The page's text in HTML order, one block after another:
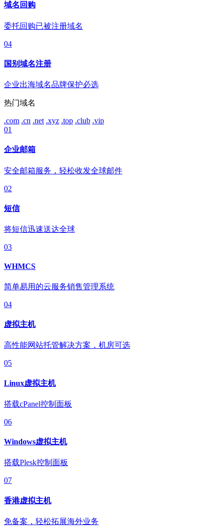
域名回购
委托回购已被注册域名
04
国别域名注册
企业出海域名品牌保护必选
热门域名
.com .cn .net .xyz .top .club .vip
01
企业邮箱
安全邮箱服务，轻松收发全球邮件
02
短信
将短信迅速送达全球
03
WHMCS
简单易用的云服务销售管理系统
04
虚拟主机
高性能网站托管解决方案，机房可选
05
Linux虚拟主机
搭载cPanel控制面板
06
Windows虚拟主机
搭载Plesk控制面板
07
香港虚拟主机
免备案，轻松拓展海外业务